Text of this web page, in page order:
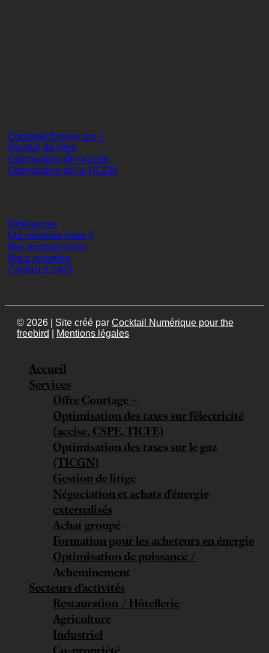
Courtage Energy pro +
Gestion de litige
Optimisation de l’accise
Optimisation de la TICGN
Références
Qui sommes-nous ?
Nos engagements
Nous rejoindre
Contact & FAQ
© 2026 | Site créé par Cocktail Numérique pour the
freebird
Mentions légales
Accueil
Services
Offre Courtage +
Optimisation des taxes sur l’électricité
(accise, CSPE, TICFE)
Optimisation des taxes sur le gaz
(TICGN)
Gestion de litige
Négociation et achats d’énergie
externalisés
Achat groupé
Formation pour les acheteurs en énergie
Optimisation de puissance /
Acheminement
Secteurs d’activités
Restauration / Hôtellerie
Agriculture
Industriel